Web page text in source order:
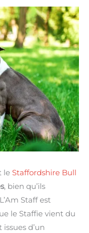
le Staffordshire Bull
, bien qu’ils
Staff est
le Staffie vient du
d’un